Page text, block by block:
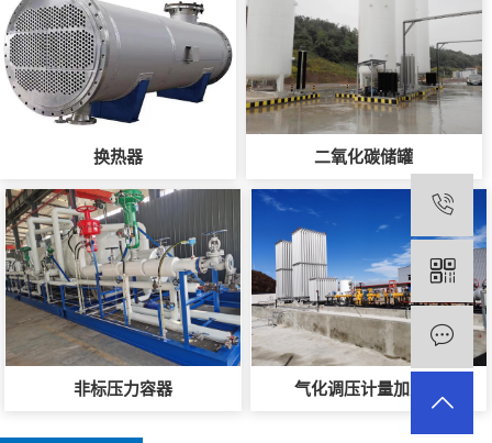
换热器 二氧化碳储罐
非标压力容器 气化调压计量加臭撬